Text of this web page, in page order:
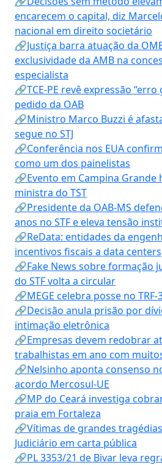
encarecem o capital, diz
nacional em direito societário
🔗Justiça barra atuação da
exclusividade da AMB na
especialista
🔗TCE-PE revê expressão
pedido da OAB
🔗Ministro Marco Buzzi é
segue no STJ
🔗Conferência nos EUA
como um dos painelistas
🔗Evento em Campina Grande
ministra do TST
🔗Presidente da OAB-MS
anos no STF e eleva tensão
🔗ReData: entidades da
incentivos fiscais a data centers
🔗Fake News sobre formação
do STF volta a circular
🔗MEGE celebra posse no TRF-
🔗Decisão anula prisão por
intimação eletrônica
🔗Empresas devem redobrar
trabalhistas em ano com
🔗Nelsinho aponta consenso
acordo Mercosul-UE
🔗MP do Ceará investiga
praia em Fortaleza
🔗Vítimas de grandes
Judiciário em carta pública
🔗PL 3353/21 de Bivar leva